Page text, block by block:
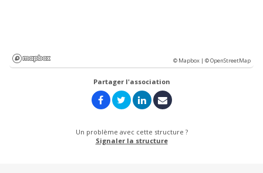
© Mapbox |© OpenStreetMap
Partager l'association
Un problème avec cette structure ?
Signaler la structure